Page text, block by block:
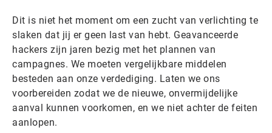
Dit is niet het moment om een zucht van verlichting te
slaken dat jij er geen last van hebt. Geavanceerde
hackers zijn jaren bezig met het plannen van
campagnes. We moeten vergelijkbare middelen
besteden aan onze verdediging. Laten we ons
voorbereiden zodat we de nieuwe, onvermijdelijke
aanval kunnen voorkomen, en we niet achter de feiten
aanlopen.